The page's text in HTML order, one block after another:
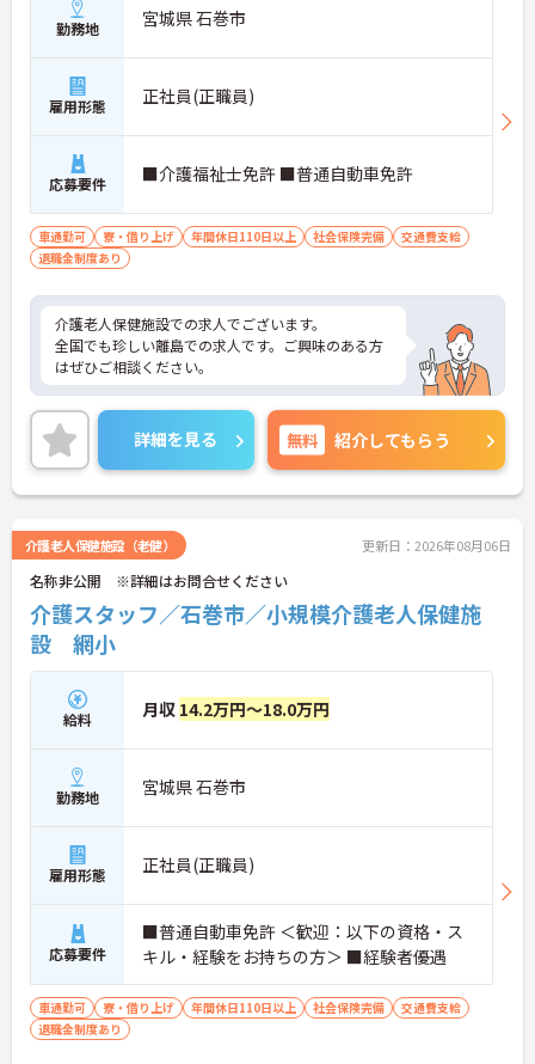
勤務地 宮城県 石巻市
雇用形態 正社員(正職員)
応募要件 ■介護福祉士免許 ■普通自動車免許
車通勤可 寮・借り上げ 年間休日110日以上 社会保険完備
交通費支給
退職金制度あり
介護老人保健施設での求人でございます。
全国でも珍しい離島での求人です。ご興味のある方
はぜひご相談ください。
詳細を見る 無料 紹介してもらう
介護老人保健施設（老健） 更新日：2026年08月06日
名称非公開 ※詳細はお問合せください
介護スタッフ／石巻市／小規模介護老人保健施
設 網小
給料 月収 14.2万円～18.0万円
勤務地 宮城県 石巻市
雇用形態 正社員(正職員)
応募要件
■普通自動車免許 ＜歓迎：以下の資格・ス
キル・経験をお持ちの方＞ ■経験者優遇
車通勤可 寮・借り上げ 年間休日110日以上 社会保険完備
交通費支給
退職金制度あり